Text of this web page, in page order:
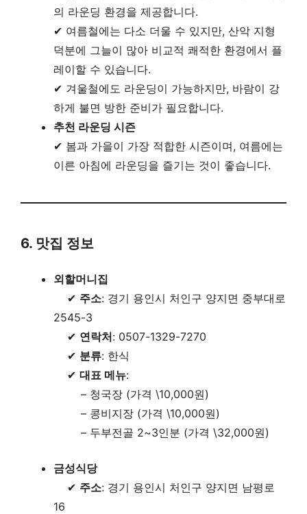
의 라운딩 환경을 제공합니다.
✔ 여름철에는 다소 더울 수 있지만, 산악 지형
덕분에 그늘이 많아 비교적 쾌적한 환경에서 플
레이할 수 있습니다.
✔ 겨울철에도 라운딩이 가능하지만, 바람이 강
하게 불면 방한 준비가 필요합니다.
추천 라운딩 시즌
✔ 봄과 가을이 가장 적합한 시즌이며, 여름에는
이른 아침에 라운딩을 즐기는 것이 좋습니다.
6. 맛집 정보
외할머니집
✔ 주소: 경기 용인시 처인구 양지면 중부대로
2545-3
✔ 연락처: 0507-1329-7270
✔ 분류: 한식
✔ 대표 메뉴:
– 청국장 (가격 \10,000원)
– 콩비지장 (가격 \10,000원)
– 두부전골 2~3인분 (가격 \32,000원)
금성식당
✔ 주소: 경기 용인시 처인구 양지면 남평로
16